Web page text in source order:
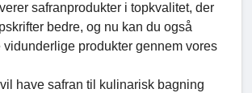
safranprodukter i topkvalitet, der
bedre, og nu kan du også
vidunderlige produkter gennem vores
have safran til kulinarisk bagning